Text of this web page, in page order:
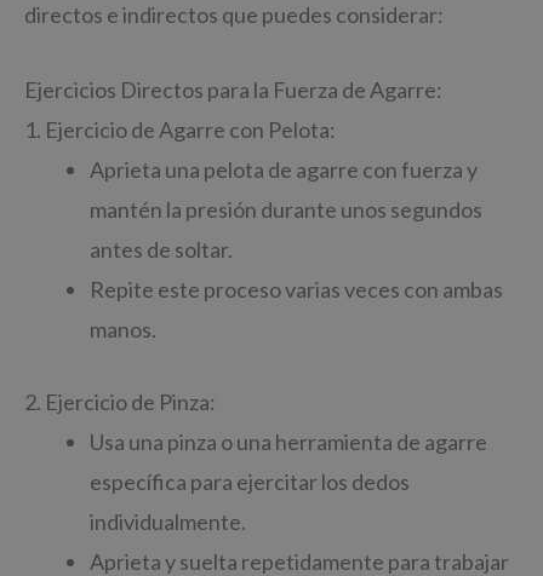
directos e indirectos que puedes considerar:
Ejercicios Directos para la Fuerza de Agarre:
1. Ejercicio de Agarre con Pelota:
Aprieta una pelota de agarre con fuerza y
mantén la presión durante unos segundos
antes de soltar.
Repite este proceso varias veces con ambas
manos.
2. Ejercicio de Pinza:
Usa una pinza o una herramienta de agarre
específica para ejercitar los dedos
individualmente.
Aprieta y suelta repetidamente para trabajar